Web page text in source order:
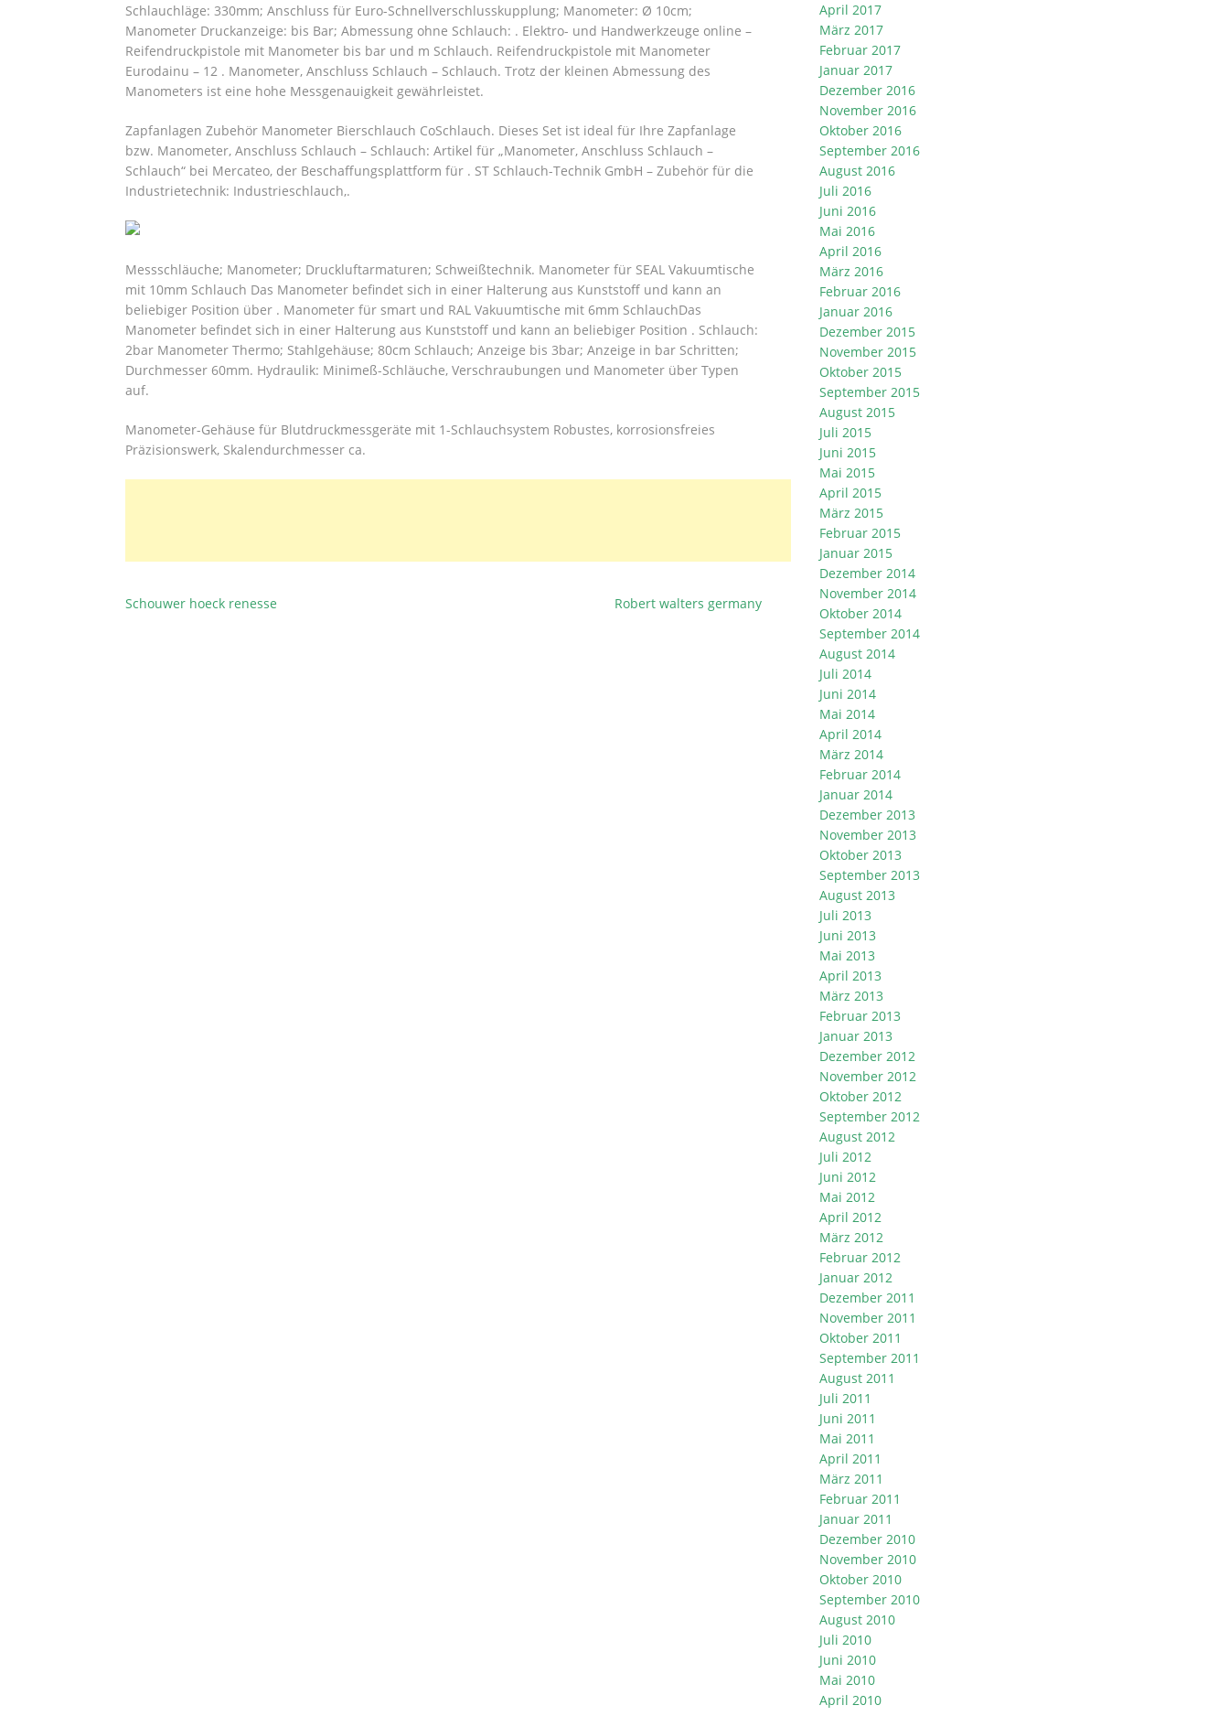
Schlauchläge: 330mm; Anschluss für Euro-Schnellverschlusskupplung; Manometer: Ø 10cm;
Manometer Druckanzeige: bis Bar; Abmessung ohne Schlauch: . Elektro- und Handwerkzeuge online –
Reifendruckpistole mit Manometer bis bar und m Schlauch. Reifendruckpistole mit Manometer
Eurodainu – 12 . Manometer, Anschluss Schlauch – Schlauch. Trotz der kleinen Abmessung des
Manometers ist eine hohe Messgenauigkeit gewährleistet.
Zapfanlagen Zubehör Manometer Bierschlauch CoSchlauch. Dieses Set ist ideal für Ihre Zapfanlage
bzw. Manometer, Anschluss Schlauch – Schlauch: Artikel für „Manometer, Anschluss Schlauch –
Schlauch“ bei Mercateo, der Beschaffungsplattform für . ST Schlauch-Technik GmbH – Zubehör für die
Industrietechnik: Industrieschlauch,.
Messschläuche; Manometer; Druckluftarmaturen; Schweißtechnik. Manometer für SEAL Vakuumtische
mit 10mm Schlauch Das Manometer befindet sich in einer Halterung aus Kunststoff und kann an
beliebiger Position über . Manometer für smart und RAL Vakuumtische mit 6mm SchlauchDas
Manometer befindet sich in einer Halterung aus Kunststoff und kann an beliebiger Position . Schlauch:
2bar Manometer Thermo; Stahlgehäuse; 80cm Schlauch; Anzeige bis 3bar; Anzeige in bar Schritten;
Durchmesser 60mm. Hydraulik: Minimeß-Schläuche, Verschraubungen und Manometer über Typen
auf.
Manometer-Gehäuse für Blutdruckmessgeräte mit 1-Schlauchsystem Robustes, korrosionsfreies
Präzisionswerk, Skalendurchmesser ca.
BEITRAGSNAVIGATION
Schouwer hoeck renesse Robert walters germany
April 2017
März 2017
Februar 2017
Januar 2017
Dezember 2016
November 2016
Oktober 2016
September 2016
August 2016
Juli 2016
Juni 2016
Mai 2016
April 2016
März 2016
Februar 2016
Januar 2016
Dezember 2015
November 2015
Oktober 2015
September 2015
August 2015
Juli 2015
Juni 2015
Mai 2015
April 2015
März 2015
Februar 2015
Januar 2015
Dezember 2014
November 2014
Oktober 2014
September 2014
August 2014
Juli 2014
Juni 2014
Mai 2014
April 2014
März 2014
Februar 2014
Januar 2014
Dezember 2013
November 2013
Oktober 2013
September 2013
August 2013
Juli 2013
Juni 2013
Mai 2013
April 2013
März 2013
Februar 2013
Januar 2013
Dezember 2012
November 2012
Oktober 2012
September 2012
August 2012
Juli 2012
Juni 2012
Mai 2012
April 2012
März 2012
Februar 2012
Januar 2012
Dezember 2011
November 2011
Oktober 2011
September 2011
August 2011
Juli 2011
Juni 2011
Mai 2011
April 2011
März 2011
Februar 2011
Januar 2011
Dezember 2010
November 2010
Oktober 2010
September 2010
August 2010
Juli 2010
Juni 2010
Mai 2010
April 2010